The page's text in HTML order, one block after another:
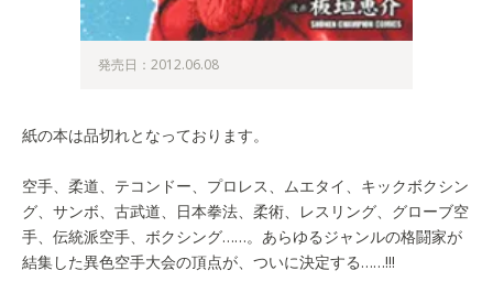
発売日：2012.06.08
紙の本は品切れとなっております。
空手、柔道、テコンドー、プロレス、ムエタイ、キックボクシン
グ、サンボ、古武道、日本拳法、柔術、レスリング、グローブ空
手、伝統派空手、ボクシング……。あらゆるジャンルの格闘家が
結集した異色空手大会の頂点が、ついに決定する……!!!